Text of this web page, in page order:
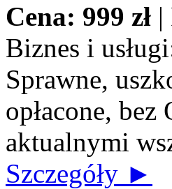
Cena: 999 zł |
Biznes i
Sprawne,
opłacone,
aktualnymi
Szczegóły ►